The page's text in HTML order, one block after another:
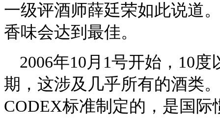
一级评酒师薛廷荣如此说道
香味会达到最佳。
2006年10月1号开始，10
期，这涉及几乎所有的酒类
CODEX标准制定的，是国际